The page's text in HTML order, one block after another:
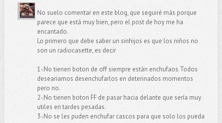
No suelo comentar en este blog, que seguiré más porque
parece que está muy bien, pero el post de hoy me ha
encantado.
Lo primero que debe saber un sinhijos es que los niños no
son un radiocasette, es decir
1-.No tienen boton de off siempre están enchufaos.Todos
deseariamos desenchufarlos en deterinados momentos
pero no.
2-.No tienen boton FF de pasar hacia delante que sería muy
utiles en tardes pesadas.
3-.No se les puden enchufar cascos para que solo los pueda